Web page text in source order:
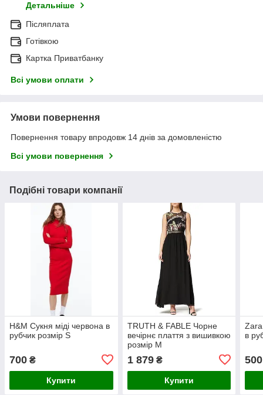
Детальніше
Післяплата
Готівкою
Картка Приватбанку
Всі умови оплати
Умови повернення
Повернення товару впродовж 14 днів за домовленістю
Всі умови повернення
Подібні товари компанії
H&M Сукня міді червона в
рубчик розмір S
700 ₴
Купити
TRUTH & FABLE Чорне
вечірнє плаття з вишивкою
розмір М
1 879₴
Купити
Zara
в
500